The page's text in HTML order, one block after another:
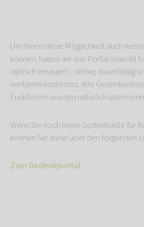
Um Ihnen diese Möglichkeit auch
können, haben wir das Portal sowohl
optisch erneuert – sicher, zuverlässig
weiterhin kostenlos. Alle
Funktionen wurden natürlich
Wenn Sie noch keine Gedenkseite für
können Sie diese über den folgenden
Zum Gedenkportal